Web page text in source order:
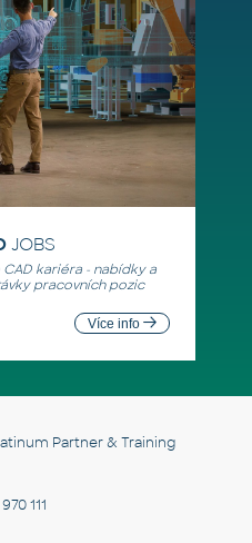
JOBS
CAD kariéra - nabídky a
pracovních pozic
Více info
Partner & Training
111